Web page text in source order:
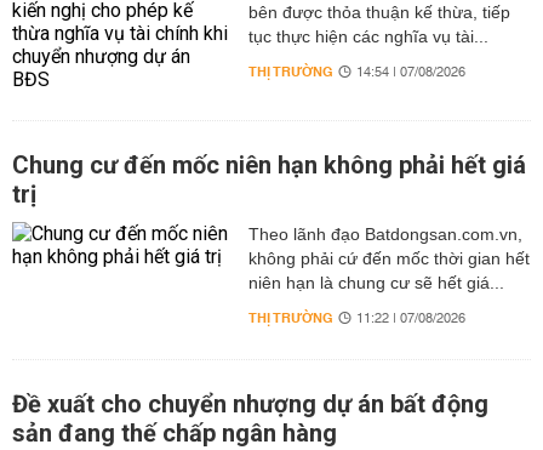
bên được thỏa thuận kế thừa, tiếp
tục thực hiện các nghĩa vụ tài...
THỊ TRƯỜNG 14:54 | 07/08/2026
Chung cư đến mốc niên hạn không phải hết giá
trị
Theo lãnh đạo Batdongsan.com.vn,
không phải cứ đến mốc thời gian hết
niên hạn là chung cư sẽ hết giá...
THỊ TRƯỜNG 11:22 | 07/08/2026
Đề xuất cho chuyển nhượng dự án bất động
sản đang thế chấp ngân hàng